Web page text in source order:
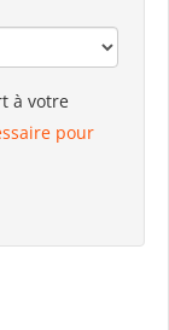
à votre
pour